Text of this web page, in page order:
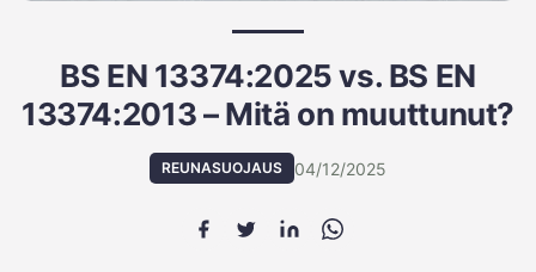
BS EN 13374:2025 vs. BS EN
13374:2013 – Mitä on muuttunut?
REUNASUOJAUS 04/12/2025